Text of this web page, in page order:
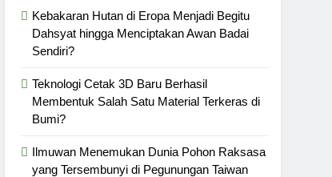
Kebakaran Hutan di Eropa Menjadi Begitu
Dahsyat hingga Menciptakan Awan Badai
Sendiri?
Teknologi Cetak 3D Baru Berhasil
Membentuk Salah Satu Material Terkeras di
Bumi?
Ilmuwan Menemukan Dunia Pohon Raksasa
yang Tersembunyi di Pegunungan Taiwan